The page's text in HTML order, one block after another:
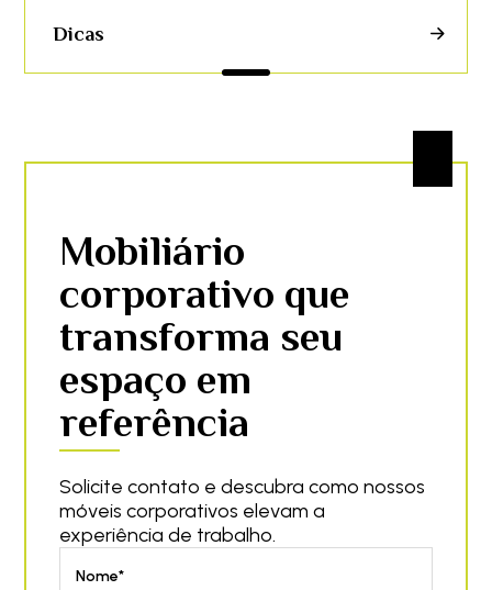
Dicas
Mobiliário
corporativo que
transforma seu
espaço em
referência
Solicite contato e descubra como nossos
móveis corporativos elevam a
experiência de trabalho.
Nome*